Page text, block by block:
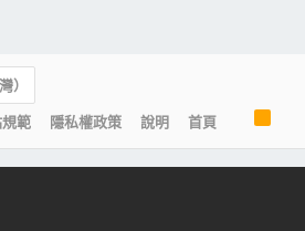
）
範 隱私權政策 說明 首頁
S